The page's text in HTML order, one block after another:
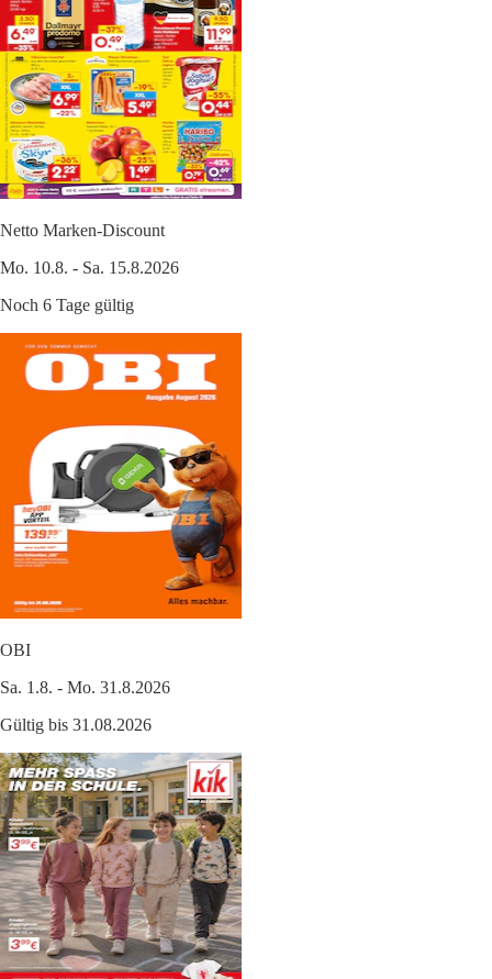
Netto Marken-Discount
Mo. 10.8. - Sa. 15.8.2026
Noch 6 Tage gültig
OBI
Sa. 1.8. - Mo. 31.8.2026
Gültig bis 31.08.2026